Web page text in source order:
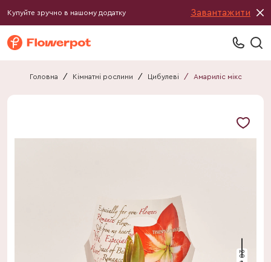
Купуйте зручно в нашому додатку Завантажити
Головна / Кімнатні рослини / Цибулеві / Амариліс мікс